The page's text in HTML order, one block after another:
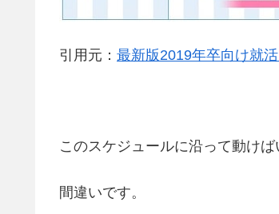
引用元： 最新版2019年卒向け就
このスケジュールに沿って動け
間違いです。